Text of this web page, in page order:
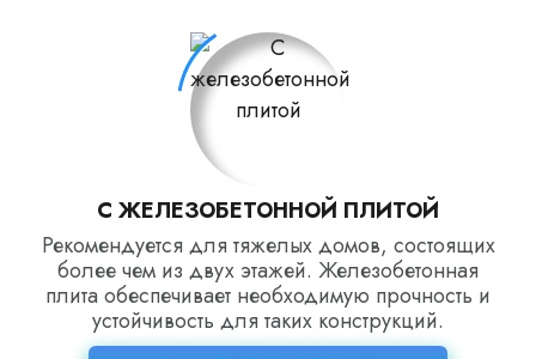
С ЖЕЛЕЗОБЕТОННОЙ ПЛИТОЙ
Рекомендуется для тяжелых домов, состоящих
более чем из двух этажей. Железобетонная
плита обеспечивает необходимую прочность и
устойчивость для таких конструкций.